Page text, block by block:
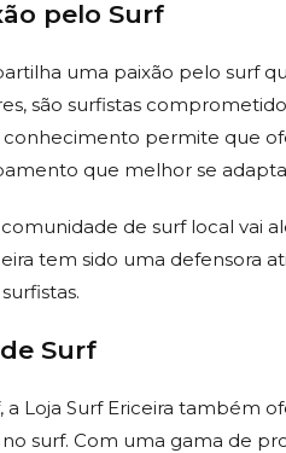
pelo Surf
uma paixão pelo surf
são surfistas
conhecimento permite que
que melhor se
de surf local vai
tem sido uma defensora
Surf
Loja Surf Ericeira também
surf. Com uma gama de